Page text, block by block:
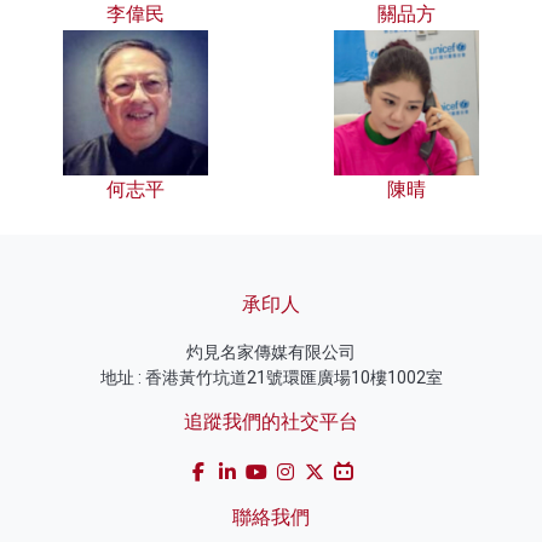
李偉民 關品方
何志平 陳晴
承印人
灼見名家傳媒有限公司
地址 : 香港黃竹坑道21號環匯廣場10樓1002室
追蹤我們的社交平台
聯絡我們